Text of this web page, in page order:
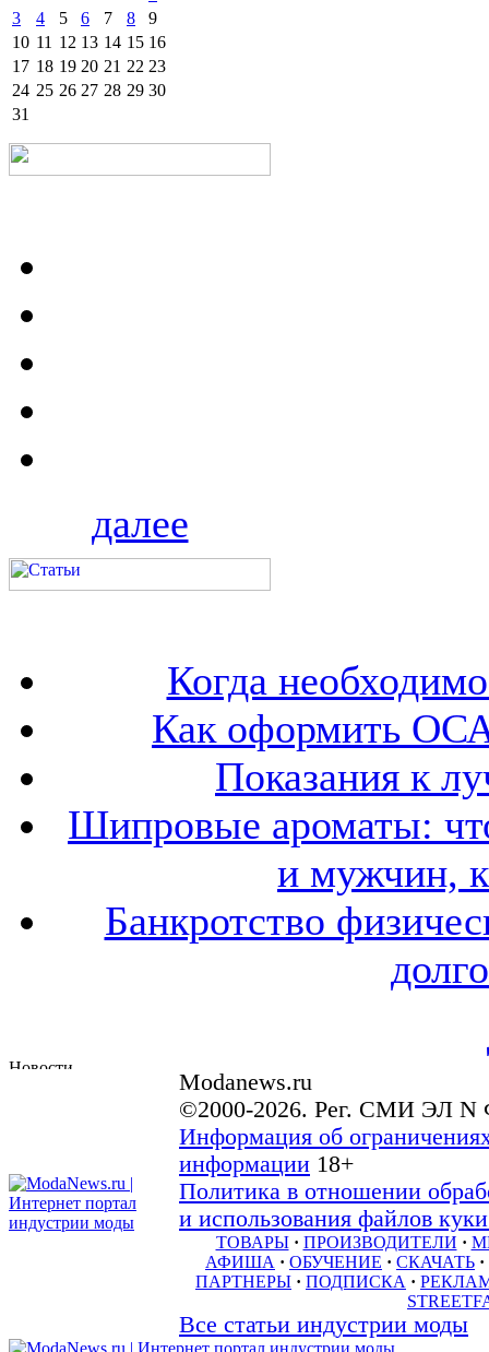
3
4 5 6 7 8
9
10 11 12 13 14 15 16
17 18 19 20 21 22 23
24 25 26 27 28 29 30
31
далее
Когда
Как оформить
Показания к
Шипровые ароматы:
и мужчин,
Банкротство
Modanews.ru
©2000-2026. Рег. СМИ ЭЛ N
Информация об
информации 18+
Политика в отношении
и использования файлов
ТОВАРЫ · ПРОИЗВОДИТЕЛИ ·
АФИША · ОБУЧЕНИЕ · СКАЧАТЬ ·
ПАРТНЕРЫ · ПОДПИСКА ·
Все статьи индустрии моды